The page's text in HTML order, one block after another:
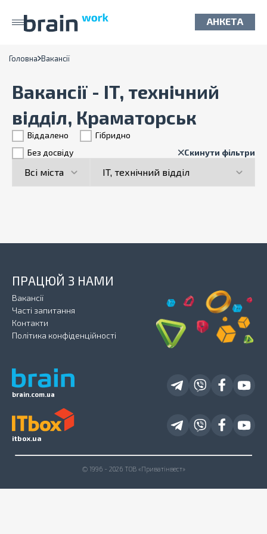
АНКЕТА
Головна Вакансії
Вакансії - IT, технічний
відділ, Краматорськ
Віддалено
Гiбридно
Без досвіду
Скинути фільтри
brain.com.ua
ПРАЦЮЙ З НАМИ
Вакансії
Часті запитання
Контакти
Політика конфіденційності
itbox.ua
© 1996 - 2026 ТОВ «Приватінвест»